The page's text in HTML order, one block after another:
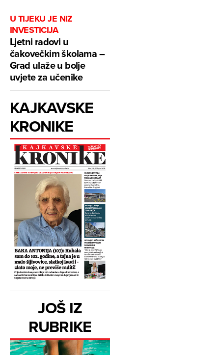
U TIJEKU JE NIZ
INVESTICIJA
Ljetni radovi u
čakovečkim školama –
Grad ulaže u bolje
uvjete za učenike
KAJKAVSKE
KRONIKE
JOŠ IZ
RUBRIKE